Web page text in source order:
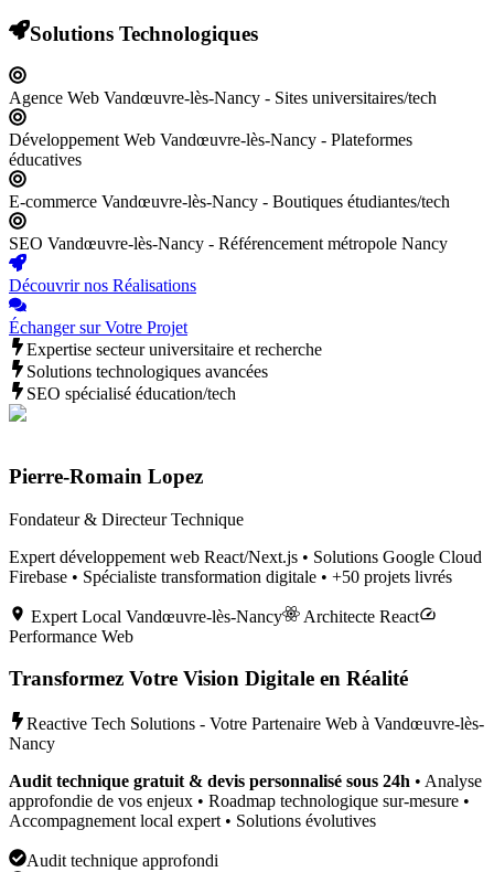
Solutions Technologiques
Agence Web Vandœuvre-lès-Nancy - Sites universitaires/tech
Développement Web Vandœuvre-lès-Nancy - Plateformes
éducatives
E-commerce Vandœuvre-lès-Nancy - Boutiques étudiantes/tech
SEO Vandœuvre-lès-Nancy - Référencement métropole Nancy
Découvrir nos Réalisations
Échanger sur Votre Projet
Expertise secteur universitaire et recherche
Solutions technologiques avancées
SEO spécialisé éducation/tech
Pierre-Romain Lopez
Fondateur & Directeur Technique
Expert développement web React/Next.js • Solutions Google Cloud
Firebase • Spécialiste transformation digitale • +50 projets livrés
Expert Local Vandœuvre-lès-Nancy
Architecte React
Performance Web
Transformez Votre Vision Digitale en Réalité
Reactive Tech Solutions - Votre Partenaire Web à Vandœuvre-lès-
Nancy
Audit technique gratuit & devis personnalisé sous 24h • Analyse
approfondie de vos enjeux • Roadmap technologique sur-mesure •
Accompagnement local expert • Solutions évolutives
Audit technique approfondi